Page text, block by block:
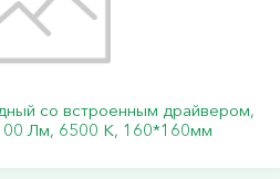
со встроенным драйвером,
Лм, 6500 К, 160*160мм